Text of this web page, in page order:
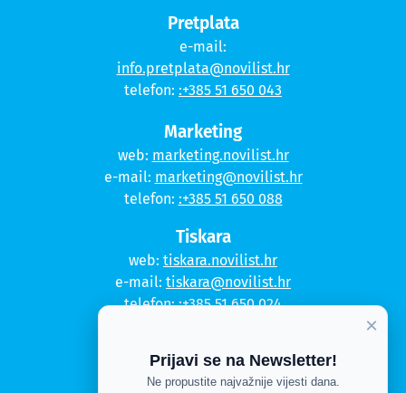
Pretplata
e-mail:
info.pretplata@novilist.hr
telefon: :+385 51 650 043
Marketing
web: marketing.novilist.hr
e-mail: marketing@novilist.hr
telefon: :+385 51 650 088
Tiskara
web: tiskara.novilist.hr
e-mail: tiskara@novilist.hr
telefon::+385 51 650 024
Kontakt
×
Prijavi se na Newsletter!
Ne propustite najvažnije vijesti dana.